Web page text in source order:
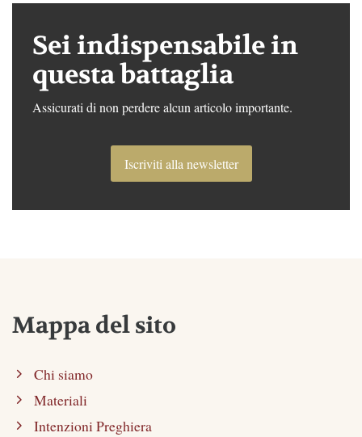
Sei indispensabile in
questa battaglia
Assicurati di non perdere alcun articolo importante.
Iscriviti alla newsletter
Mappa del sito
Chi siamo
Materiali
Intenzioni Preghiera